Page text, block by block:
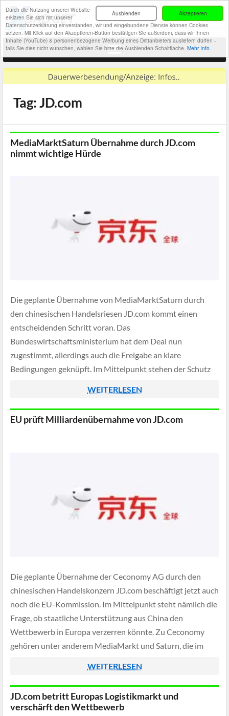
Akzeptieren
Ausblenden
Durch die Nutzung unserer Website
erklären Sie sich mit unserer
Datenschutzerklärung einverstanden, wir und eingebundene Dienste können Cookies
setzen. Mit Klick auf den Akzeptieren-Button bestätigen Sie außerdem, dass wir Ihnen
Inhalte (YouTube) & personenbezogene Werbung eines Drittanbieters ausliefern dürfen -
falls Sie dies nicht wünschen, wählen Sie bitte die Ausblenden-Schaltfläche. Mehr Info.
Tag: JD.com
MediaMarktSaturn Übernahme durch JD.com
nimmt wichtige Hürde
Die geplante Übernahme von MediaMarktSaturn durch
den chinesischen Handelsriesen JD.com kommt einen
entscheidenden Schritt voran. Das
Bundeswirtschaftsministerium hat dem Deal nun
zugestimmt, allerdings auch die Freigabe an klare
Bedingungen geknüpft. Im Mittelpunkt stehen der Schutz
weitreichende Kontrollrechte für die Bundesregierung. Bei
Verstößen könnte die Genehmigung sogar wieder entzogen
werden.
WEITERLESEN
EU prüft Milliardenübernahme von JD.com
Die geplante Übernahme der Ceconomy AG durch den
chinesischen Handelskonzern JD.com beschäftigt jetzt auch
noch die EU-Kommission. Im Mittelpunkt steht nämlich die
Frage, ob staatliche Unterstützung aus China den
Wettbewerb in Europa verzerren könnte. Zu Ceconomy
gehören unter anderem MediaMarkt und Saturn, die im
WEITERLESEN
JD.com betritt Europas Logistikmarkt und
verschärft den Wettbewerb